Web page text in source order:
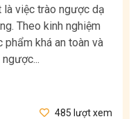
là việc trào ngược dạ
Theo kinh nghiệm
khá an toàn và
485 lượt xem